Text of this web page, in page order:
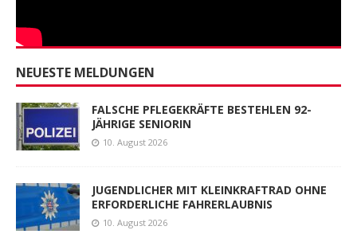
NEUESTE MELDUNGEN
FALSCHE PFLEGEKRÄFTE BESTEHLEN 92-
JÄHRIGE SENIORIN
10. August 2026
JUGENDLICHER MIT KLEINKRAFTRAD OHNE
ERFORDERLICHE FAHRERLAUBNIS
10. August 2026